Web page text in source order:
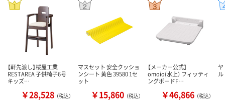
【軒先渡し】桜屋工業
RESTAREA 子供椅子6号
キッズ…
￥28,528 （税込）
マスセット 安全クッショ
ンシート 黄色 39580 1セ
ット
￥15,860 （税込）
【メーカー公式】
omoio(水上） フィッティ
ングボードF…
￥46,866 （税込）
ヤ